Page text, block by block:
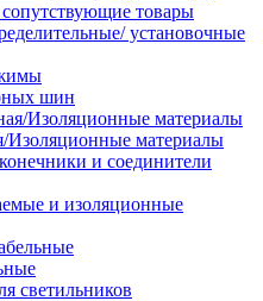
товары
установочные
шин
Изоляционные материалы
и соединители
и изоляционные
светильников